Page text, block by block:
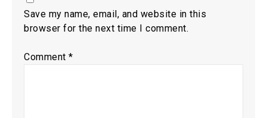
Save my name, email, and website in this
browser for the next time I comment.
Comment *